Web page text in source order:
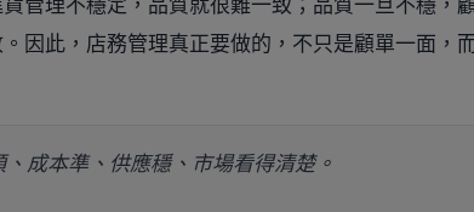
管理不穩定，品質就很難一致；品質一旦不穩，
因此，店務管理真正要做的，不只是顧單一面，
成本準、供應穩、市場看得清楚。